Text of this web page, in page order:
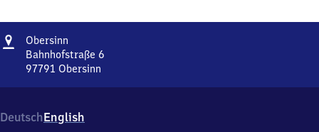
Adresse
Obersinn
Bahnhofstraße 6
97791 Obersinn
6,
9
DeutschEnglish